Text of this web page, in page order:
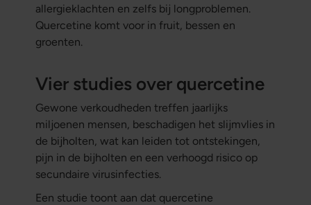
allergieklachten en zelfs bij longproblemen.
Quercetine komt voor in fruit, bessen en
groenten.
Vier studies over quercetine
Gewone verkoudheden treffen jaarlijks
miljoenen mensen, beschadigen het slijmvlies in
de bijholten, wat kan leiden tot ontstekingen,
pijn in de bijholten en een verhoogd risico op
secundaire virusinfecties.
Een studie toont aan dat quercetine